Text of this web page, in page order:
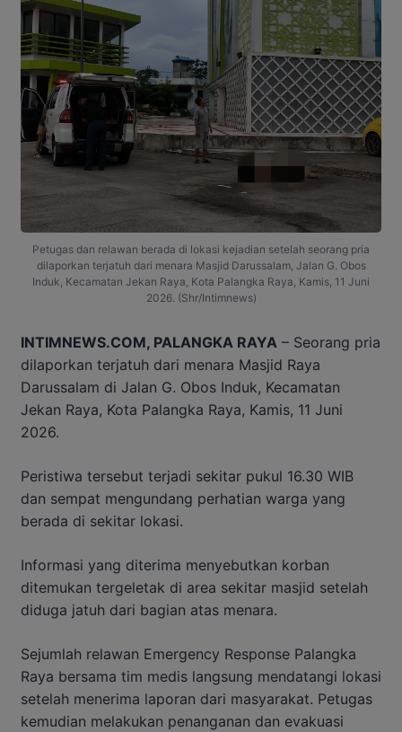
Petugas dan relawan berada di lokasi kejadian setelah seorang pria
dilaporkan terjatuh dari menara Masjid Darussalam, Jalan G. Obos
Induk, Kecamatan Jekan Raya, Kota Palangka Raya, Kamis, 11 Juni
2026. (Shr/Intimnews)
INTIMNEWS.COM, PALANGKA RAYA – Seorang pria
dilaporkan terjatuh dari menara Masjid Raya
Darussalam di Jalan G. Obos Induk, Kecamatan
Jekan Raya, Kota Palangka Raya, Kamis, 11 Juni
2026.
Peristiwa tersebut terjadi sekitar pukul 16.30 WIB
dan sempat mengundang perhatian warga yang
berada di sekitar lokasi.
Informasi yang diterima menyebutkan korban
ditemukan tergeletak di area sekitar masjid setelah
diduga jatuh dari bagian atas menara.
Sejumlah relawan Emergency Response Palangka
Raya bersama tim medis langsung mendatangi lokasi
setelah menerima laporan dari masyarakat. Petugas
kemudian melakukan penanganan dan evakuasi